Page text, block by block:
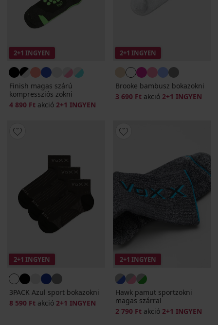
2+1 INGYEN
Finish magas szárú
kompressziós zokni
4 890 Ft akció 2+1 INGYEN
2+1 INGYEN
Brooke bambusz bokazokni
3 690 Ft akció 2+1 INGYEN
2+1 INGYEN
3PACK Azul sport bokazokni
8 590 Ft akció 2+1 INGYEN
2+1 INGYEN
Hawk pamut sportzokni
magas szárral
2 790 Ft akció 2+1 INGYEN